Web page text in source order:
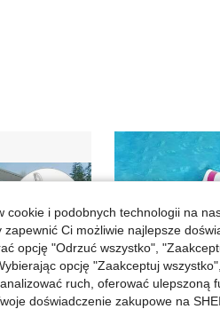
cookie i podobnych technologii na
zapewnić Ci możliwie najlepsze
opcję "Odrzuć wszystko",
opcję "Zaakceptuj
ruch, oferować ulepszoną
doświadczenie zakupowe na